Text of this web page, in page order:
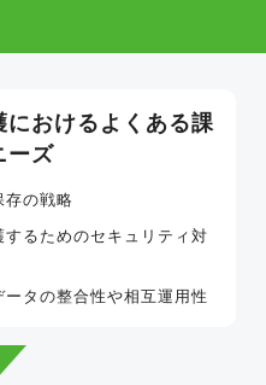
おけるよくある課
ーズ
存の戦略
するためのセキュリティ対
ータの整合性や相互運用性